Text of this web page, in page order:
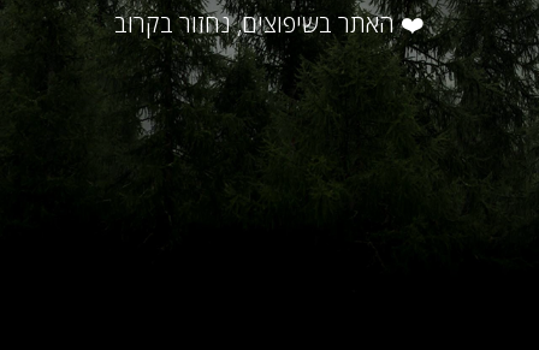
האתר בשיפוצים, נחזור בקרוב ❤️